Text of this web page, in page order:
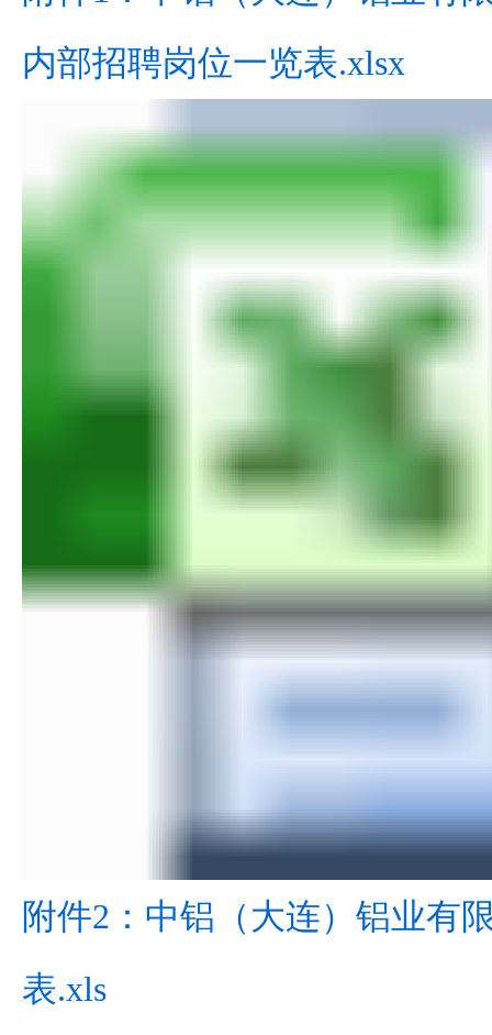
内部招聘岗位一览表.xlsx
附件2：中铝（大连）铝业有
表.xls